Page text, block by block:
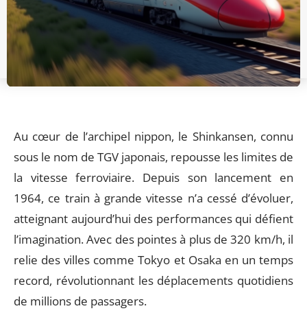
Au cœur de l’archipel nippon, le Shinkansen, connu
sous le nom de TGV japonais, repousse les limites de
la vitesse ferroviaire. Depuis son lancement en
1964, ce train à grande vitesse n’a cessé d’évoluer,
atteignant aujourd’hui des performances qui défient
l’imagination. Avec des pointes à plus de 320 km/h, il
relie des villes comme Tokyo et Osaka en un temps
record, révolutionnant les déplacements quotidiens
de millions de passagers.